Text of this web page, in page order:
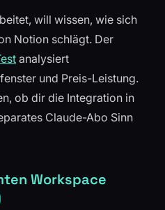
will wissen, wie sich
Notion schlägt. Der
analysiert
und Preis-Leistung.
ob dir die Integration in
Claude-Abo Sinn
Workspace